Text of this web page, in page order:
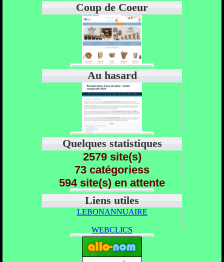
Coup de Coeur
Au hasard
Quelques statistiques
2579 site(s)
73 catégoriess
594 site(s) en attente
Liens utiles
LEBONANNUAIRE
WEBCLICS